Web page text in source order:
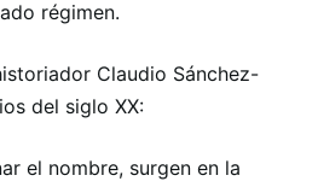
régimen.
Claudio Sánchez-
del siglo XX:
el nombre, surgen en la